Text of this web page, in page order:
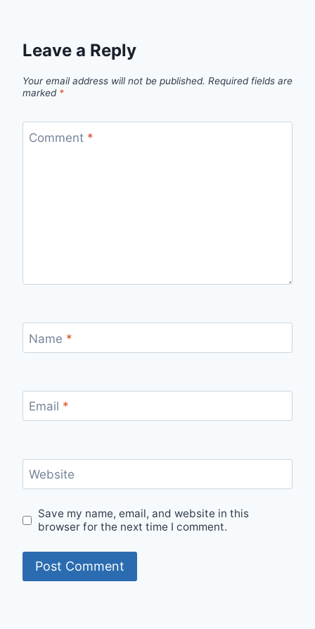
Leave a Reply
Your email address will not be published. Required fields are
marked *
Comment *
Name *
Email *
Website
Save my name, email, and website in this
browser for the next time I comment.